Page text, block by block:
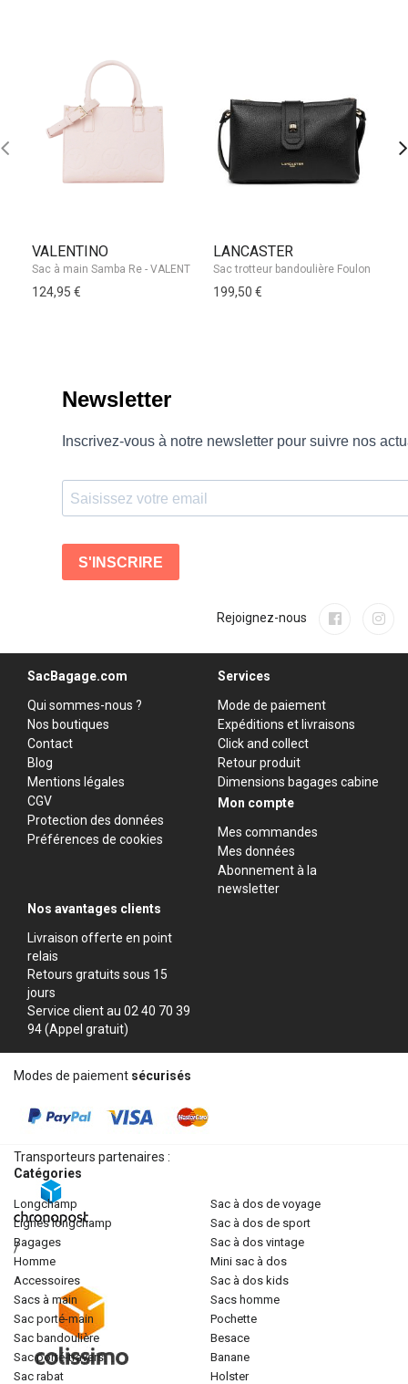
VALENTINO
124,95 €
LANCASTER
199,50 €
Rejoignez-nous
SacBagage.com
Qui sommes-nous ?
Nos boutiques
Contact
Blog
Mentions légales
CGV
Protection des données
Préférences de cookies
Services
Mode de paiement
Expéditions et livraisons
Click and collect
Retour produit
Dimensions bagages cabine
Mon compte
Mes commandes
Mes données
Abonnement à la
newsletter
Nos avantages clients
Livraison offerte en point
relais
Retours gratuits sous 15
jours
Service client au 02 40 70 39
94 (Appel gratuit)
Modes de paiement sécurisés
Transporteurs partenaires :
/
Catégories
longchamp
lignes longchamp
bagages
homme
accessoires
sacs à main
sac porté-main
sac bandoulière
sac porté-travers
sac rabat
sac à dos de voyage
sac à dos de sport
sac à dos vintage
mini sac à dos
sac à dos kids
sacs homme
pochette
besace
banane
holster